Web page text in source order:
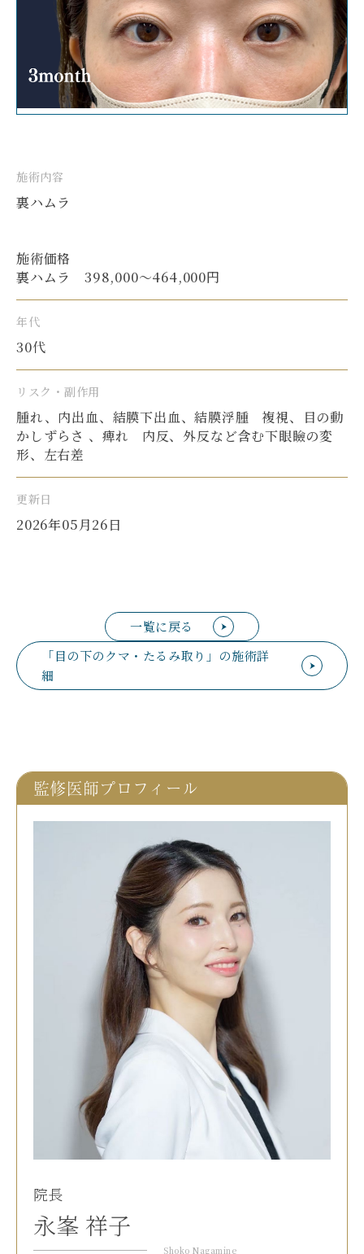
施術内容
裏ハムラ
施術価格
裏ハムラ 398,000〜464,000円
年代
30代
リスク・副作用
腫れ、内出血、結膜下出血、結膜浮腫 複視、目の動
かしずらさ 、痺れ 内反、外反など含む下眼瞼の変
形、左右差
更新日
2026年05月26日
一覧に戻る
「目の下のクマ・たるみ取り」の施術詳
細
監修医師プロフィール
院長
永峯 祥子
Shoko Nagamine